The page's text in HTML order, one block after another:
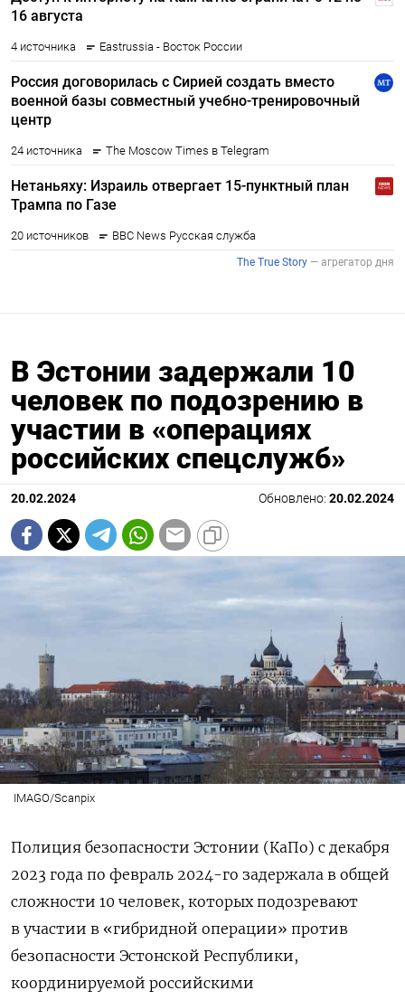
В Эстонии задержали 10
человек по подозрению в
участии в «операциях
российских спецслужб»
20.02.2024 Обновлено: 20.02.2024
IMAGO/Scanpix
Полиция безопасности Эстонии (КаПо) с декабря
2023 года по февраль 2024-го задержала в общей
сложности 10 человек, которых подозревают
в участии в «гибридной операции» против
безопасности Эстонской Республики,
координируемой российскими